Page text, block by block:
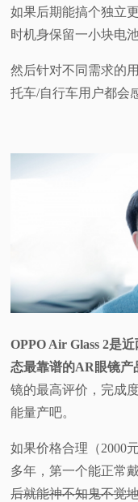
如果后期能搞个独立
时机身保留一小块电
然后针对不同需求的
托车/自行车用户都会
OPPO Air Glass 2是
态最靠谱的AR眼镜产
镜的最高评价，完成
能量产吧。
如果价格合理（2000
多年，第一个能正常
后就能神不知鬼不觉